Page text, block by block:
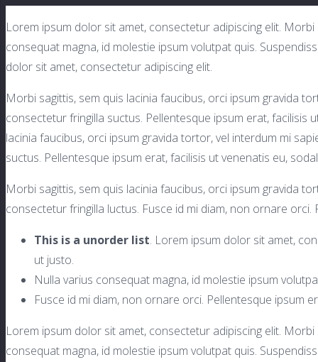
Lorem ipsum dolor sit amet, consectetur adipiscing elit.
consequat magna, id molestie ipsum volutpat quis.
dolor sit amet, consectetur adipiscing elit.
Morbi sagittis, sem quis lacinia faucibus, orci ipsum gravida
consectetur fringilla suctus. Pellentesque ipsum erat,
lacinia faucibus, orci ipsum gravida tortor, vel interdum mi
suctus. Pellentesque ipsum erat, facilisis ut venenatis eu,
Morbi sagittis, sem quis lacinia faucibus, orci ipsum gravida
consectetur fringilla luctus. Fusce id mi diam, non ornare
This is a unorder list. Lorem ipsum dolor sit amet,
ut justo.
Nulla varius consequat magna, id molestie ipsum
Fusce id mi diam, non ornare orci. Pellentesque ipsum
Lorem ipsum dolor sit amet, consectetur adipiscing elit.
consequat magna, id molestie ipsum volutpat quis.